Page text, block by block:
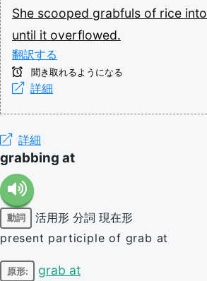
She scooped grabfuls of rice into
until it overflowed.
翻訳する
聞き取れるようになる
詳細
詳細
grabbing at
動詞 活用形 分詞 現在形
present participle of grab at
原形: grab at